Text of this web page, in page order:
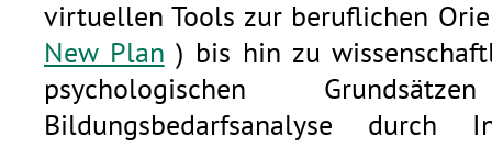
virtuellen Tools zur beruflichen
New Plan ) bis hin zu
psychologischen
Bildungsbedarfsanalyse durch